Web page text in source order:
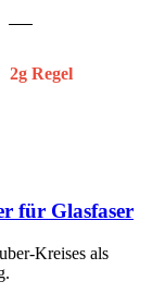
2g Regel
für Glasfaser
Kreises als